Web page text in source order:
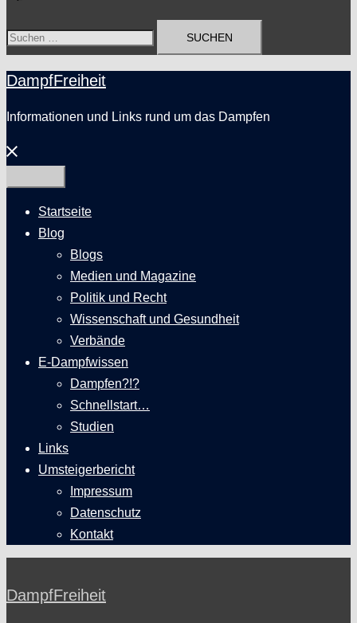
Suchen
DampfFreiheit
Informationen und Links rund um das Dampfen
Menü
schließen
Startseite
Blog
Blogs
Medien und Magazine
Politik und Recht
Wissenschaft und Gesundheit
Verbände
E-Dampfwissen
Dampfen?!?
Schnellstart…
Studien
Links
Umsteigerbericht
Impressum
Datenschutz
Kontakt
DampfFreiheit